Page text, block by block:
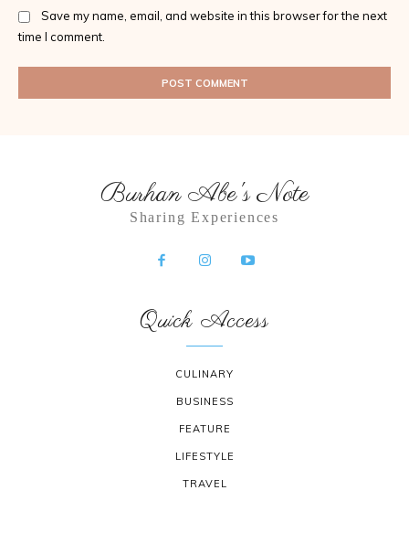
Save my name, email, and website in this browser for the next
time I comment.
Burhan Abe's Note
Sharing Experiences
Quick Access
CULINARY
BUSINESS
FEATURE
LIFESTYLE
TRAVEL